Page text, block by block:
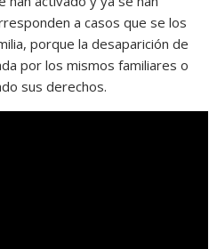
a casos que se los
porque la desaparición de
por los mismos familiares o
sus derechos.